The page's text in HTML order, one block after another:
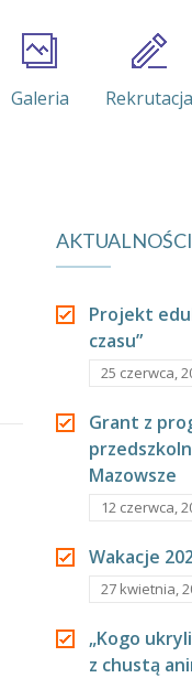
Galeria Rekrutacja
AKTUALNOŚCI
Projekt
czasu”
25 czerwca,
Grant z
Mazowsze
12 czerwca,
Wakacje
27 kwietnia,
„Kogo
z chustą